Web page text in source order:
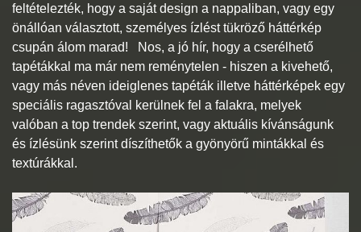
feltételezték, hogy a saját design a nappaliban, vagy egy
önállóan választott, személyes ízlést tükröző háttérkép
csupán álom marad! Nos, a jó hír, hogy a cserélhető
tapétákkal ma már nem reménytelen - hiszen a kivehető,
vagy más néven ideiglenes tapéták illetve háttérképek egy
speciális ragasztóval kerülnek fel a falakra, melyek
valóban a top trendek szerint, vagy aktuális kívánságunk
és ízlésünk szerint díszíthetők a gyönyörű mintákkal és
textúrákkal.